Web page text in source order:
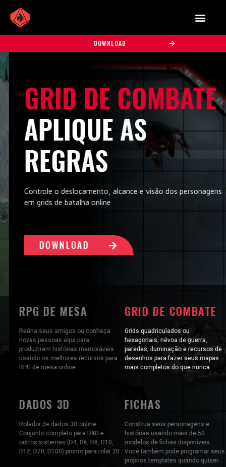
DOWNLOAD
GRID DE COMBATE
APLIQUE AS
REGRAS
Controle o deslocamento, alcance e visão dos personagens
em grids de batalha online
DOWNLOAD
RPG DE MESA
Reúna seus amigos ou conheça
novas pessoas aqui para
produzirem histórias memoráveis
usando os melhores recursos para
RPG de mesa online
GRID DE COMBATE
Grids quadriculados ou
hexagonais, névoa de guerra,
paredes, iluminação e recursos de
desenhos para fazer seus mapas
mais completos do que nunca.
DADOS 3D
Rolador de dados 3D online:
Conjunto completo para D&D e
outros sistemas (D4, D6, D8, D10,
D12, D20, D100) pronto para rolar 20
FICHAS
Construa seus personagens e
histórias usando mais de 50
modelos de fichas disponíveis.
Você também pode programar seus
próprios templates quando quiser.